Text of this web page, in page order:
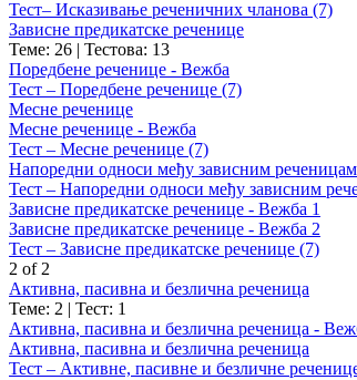
Тест– Исказивање реченичних чланова (7)
Зависне предикатске реченице
Теме: 26 | Тестова: 13
Поредбене реченице - Вежба
Тест – Поредбене реченице (7)
Месне реченице
Месне реченице - Вежба
Тест – Месне реченице (7)
Напоредни односи међу зависним
Тест – Напоредни односи међу зависним
Зависне предикатске реченице - Вежба 1
Зависне предикатске реченице - Вежба 2
Тест – Зависне предикатске реченице (7)
2 of 2
Активна, пасивна и безлична реченица
Теме: 2 | Тест: 1
Активна, пасивна и безлична реченица -
Активна, пасивна и безлична реченица
Тест – Активне, пасивне и безличне